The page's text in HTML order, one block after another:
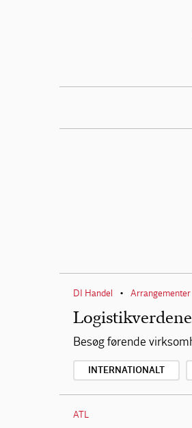
DI Handel • Arrangementer
Besøg førende
INTERNATIONALT
ATL